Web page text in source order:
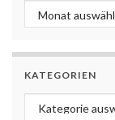
Archiv
KATEGORIEN
Kategorien